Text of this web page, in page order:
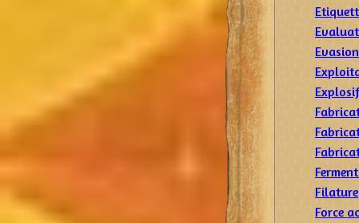
Evasion
Filature
Force